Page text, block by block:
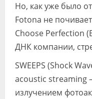
Но, как уже было
Fotona не
Choose Perfection
ДНК компании,
SWEEPS (Shock
acoustic streaming
излучением